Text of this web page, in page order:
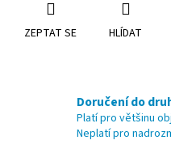
ZEPTAT SE HLÍDAT
Doručení do
Platí pro většinu
Neplatí pro